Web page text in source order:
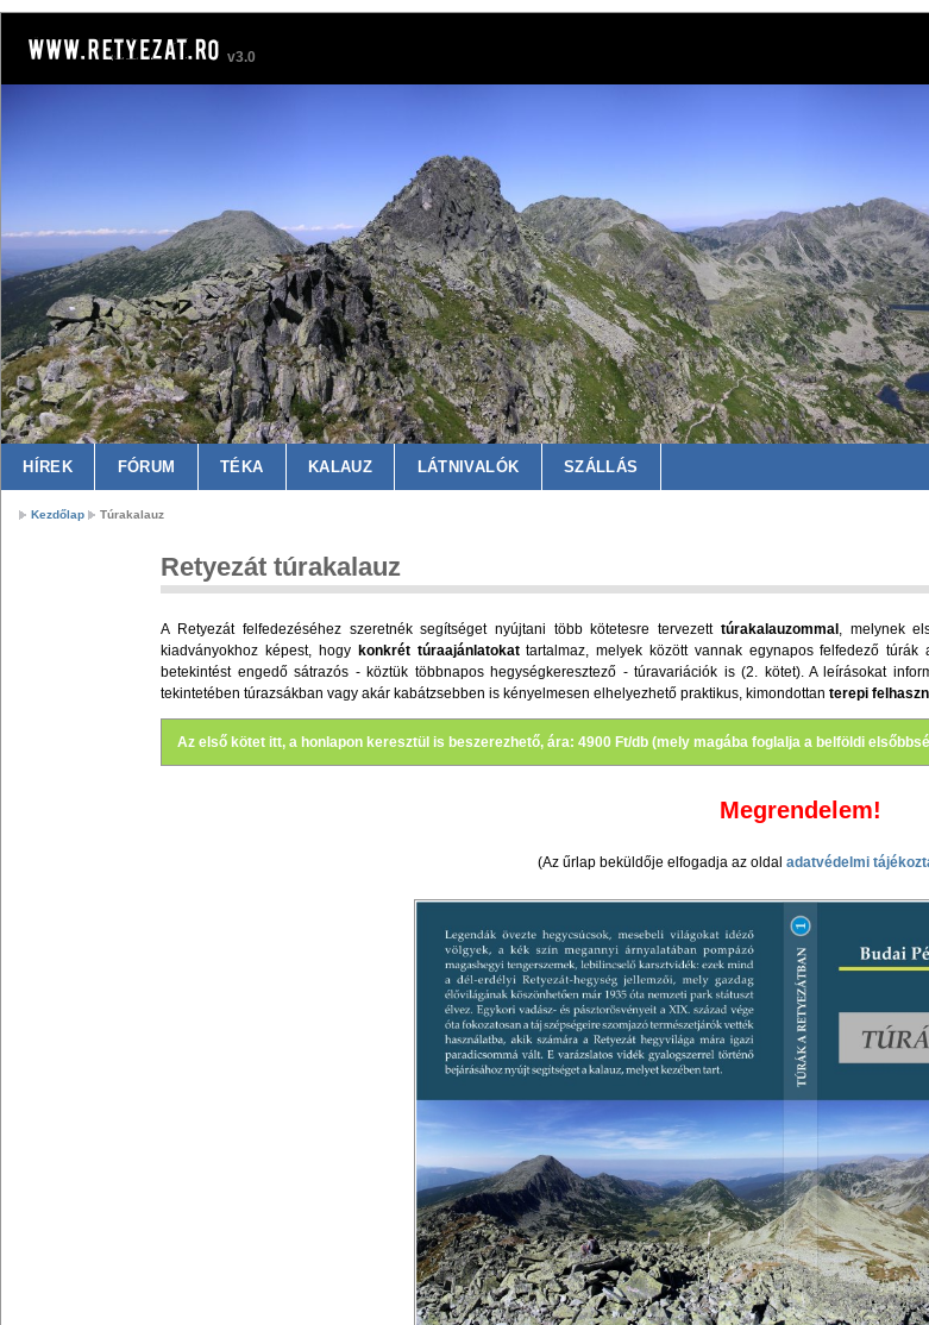
v3.0
HÍREK FÓRUM TÉKA KALAUZ LÁTNIVALÓK SZÁLLÁS
Kezdőlap Túrakalauz
Retyezát túrakalauz
A Retyezát felfedezéséhez szeretnék segítséget nyújtani több kötetesre tervezett túrakalauzommal , melynek
kiadványokhoz képest, hogy konkrét túraajánlatokattartalmaz, melyek között vannak egynapos felfedező túrák
betekintést engedő sátrazós - köztük többnapos hegységkeresztező - túravariációk is (2. kötet). A leírásokat
tekintetében túrazsákban vagy akár kabátzsebben is kényelmesen elhelyezhető praktikus, kimondottanterepi
Az első kötet itt, a honlapon keresztül is beszerezhető, ára: 4900 Ft/db (mely magába foglalja a belföldi
Megrendelem!
(Az űrlap beküldője elfogadja az oldal adatvédelmi